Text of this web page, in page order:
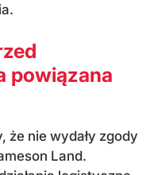
powiązana
że nie wydały zgody
Land.